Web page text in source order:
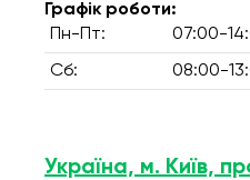
Графік роботи:
Пн-Пт:
07:00-
Сб: 08:00-
Україна, м. Київ,